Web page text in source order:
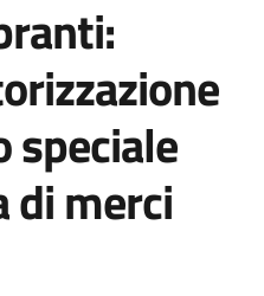
speciale
di merci